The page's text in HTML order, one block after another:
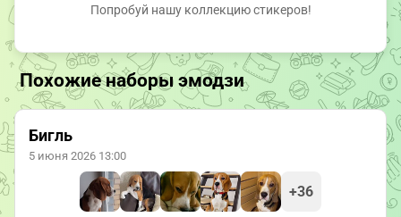
Попробуй нашу коллекцию стикеров!
Похожие наборы эмодзи
Бигль
5 июня 2026 13:00
+36